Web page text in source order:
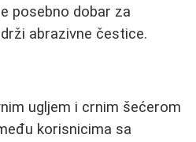
posebno dobar za
abrazivne čestice.
ugljem i crnim šećerom
korisnicima sa